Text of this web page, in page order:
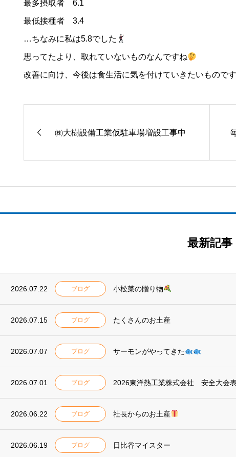
最多摂取者 6.1
最低接種者 3.4
…ちなみに私は5.8でした
思ってたより、取れていないものなんですね
改善に向け、今後は食生活に気を付けていきたいもので
㈱大樹設備工業仮駐車場増設工事中
最新記事
2026.07.22 ブログ 小松菜の贈り物
2026.07.15 ブログ たくさんのお土産
2026.07.07 ブログ サーモンがやってきた
2026.07.01 ブログ 2026東洋熱工業株式会社 安全大会
2026.06.22 ブログ 社長からのお土産
2026.06.19 ブログ 日比谷マイスター